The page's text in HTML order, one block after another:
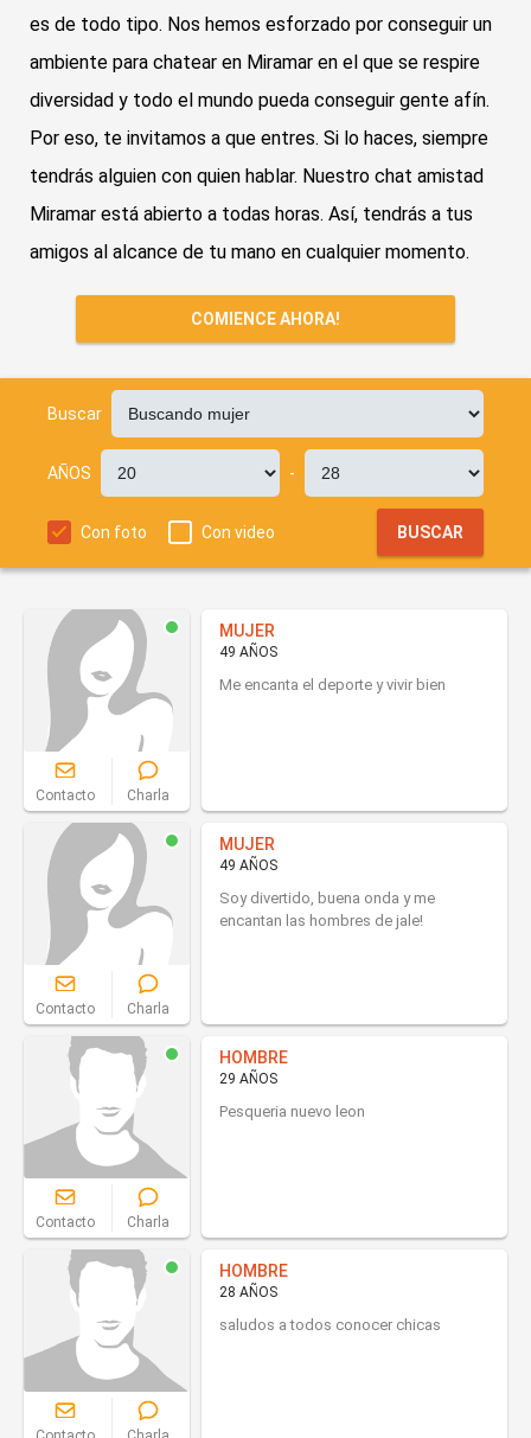
es de todo tipo. Nos hemos esforzado por conseguir un
ambiente para chatear en Miramar en el que se respire
diversidad y todo el mundo pueda conseguir gente afín.
Por eso, te invitamos a que entres. Si lo haces, siempre
tendrás alguien con quien hablar. Nuestro chat amistad
Miramar está abierto a todas horas. Así, tendrás a tus
amigos al alcance de tu mano en cualquier momento.
COMIENCE AHORA!
Buscar
AÑOS -
Con foto Con video BUSCAR
Contacto Charla
MUJER
49 AÑOS
Me encanta el deporte y vivir bien
Contacto Charla
MUJER
49 AÑOS
Soy divertido, buena onda y me
encantan las hombres de jale!
Contacto Charla
HOMBRE
29 AÑOS
Pesqueria nuevo leon
HOMBRE
28 AÑOS
saludos a todos conocer chicas